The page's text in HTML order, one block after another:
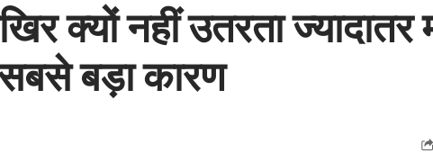
क्यों नहीं उतरता
बड़ा कारण